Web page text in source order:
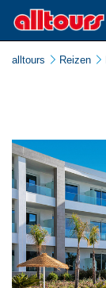
alltours Reizen